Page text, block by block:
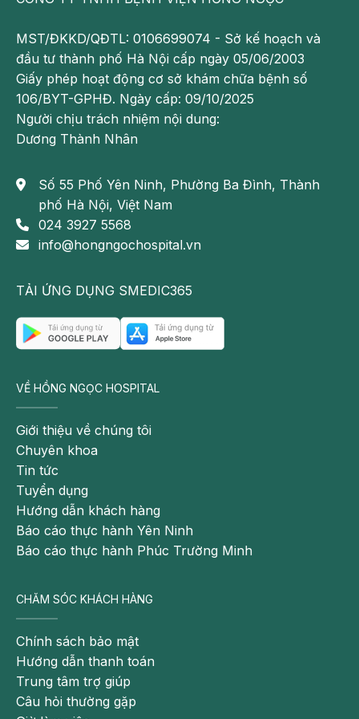
nên cũng không làm tăng nguy cơ mắc bệnh.
Ăn chất béo loại tốt
Lựa chọn những loại thực phẩm chứa chất béo tốt
với lượng béo vừa phải sẽ giúp túi mật luôn khỏe
mạnh khi không phải làm việc quá sức để tiêu hóa
trong những thực phẩm như dầu hạt cải, hạt điều,
quả bơ, các loại cá biển: cá thu, cá hồi…
Bổ sung vitamin C
năng ngăn ngừa hình thành sỏi mật vì nó giúp
chũng ra khỏi cơ thể. Hơn nữa, bổ sung nhiều
vitamin C còn giúp tăng cường hệ miễn dịch.
Vitamin C có nhiều trong những thực phẩm như trái
chuông…
Ăn nhiều thực phẩm giàu vitamin C là cách phòng
ngừa sỏi mật khoa học
MST/ĐKKD/QĐTL: 0106699074 - Sở kế hoạch và
đầu tư thành phố Hà Nội cấp ngày 05/06/2003
Giấy phép hoạt động cơ sở khám chữa bệnh số
106/BYT-GPHĐ. Ngày cấp: 09/10/2025
Người chịu trách nhiệm nội dung:
Dương Thành Nhân
Số 55 Phố Yên Ninh, Phường Ba Đình, Thành
phố Hà Nội, Việt Nam
024 3927 5568
info@hongngochospital.vn
TẢI ỨNG DỤNG SMEDIC365
VỀ HỒNG NGỌC HOSPITAL
Giới thiệu về chúng tôi
Chuyên khoa
Tin tức
Tuyển dụng
Hướng dẫn khách hàng
Báo cáo thực hành Yên Ninh
Báo cáo thực hành Phúc Trường Minh
CHĂM SÓC KHÁCH HÀNG
Chính sách bảo mật
Hướng dẫn thanh toán
Trung tâm trợ giúp
Câu hỏi thường gặp